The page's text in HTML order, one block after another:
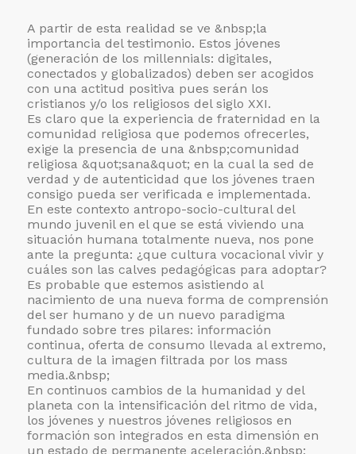
A partir de esta realidad se ve &nbsp;la
importancia del testimonio. Estos jóvenes
(generación de los millennials: digitales,
conectados y globalizados) deben ser acogidos
con una actitud positiva pues serán los
cristianos y/o los religiosos del siglo XXI.
Es claro que la experiencia de fraternidad en la
comunidad religiosa que podemos ofrecerles,
exige la presencia de una &nbsp;comunidad
religiosa &quot;sana&quot; en la cual la sed de
verdad y de autenticidad que los jóvenes traen
consigo pueda ser verificada e implementada.
En este contexto antropo-socio-cultural del
mundo juvenil en el que se está viviendo una
situación humana totalmente nueva, nos pone
ante la pregunta: ¿que cultura vocacional vivir y
cuáles son las calves pedagógicas para adoptar?
Es probable que estemos asistiendo al
nacimiento de una nueva forma de comprensión
del ser humano y de un nuevo paradigma
fundado sobre tres pilares: información
continua, oferta de consumo llevada al extremo,
cultura de la imagen filtrada por los mass
media.&nbsp;
En continuos cambios de la humanidad y del
planeta con la intensificación del ritmo de vida,
los jóvenes y nuestros jóvenes religiosos en
formación son integrados en esta dimensión en
un estado de permanente aceleración.&nbsp;